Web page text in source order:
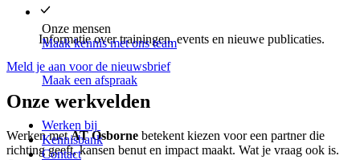
Onze mensen
Maak kennis met ons team
Maak een afspraak
Werken bij
Kennisbank
Contact
Informatie over trainingen, events en nieuwe publicaties.
Meld je aan voor de nieuwsbrief
Onze werkvelden
Werken metAT Osborne betekent kiezen voor een partner die
richting geeft, kansen benut en impact maakt. Wat je vraag ook is.